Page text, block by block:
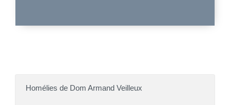
Homélies de Dom Armand Veilleux